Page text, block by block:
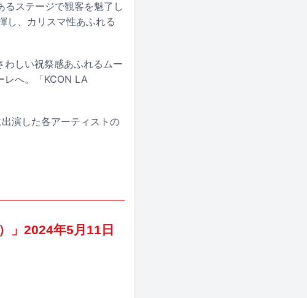
ステージで観客を魅了し
し、カリスマ性あふれる
わしい祝祭感あふれるムー
レへ。「KCON LA
演した各アーティストの
」2024年5月11日